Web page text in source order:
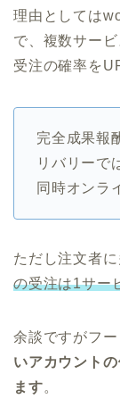
理由としては
で、複数サー
受注の確率を
完全成果報
リバリーで
同時オンラ
ただし注文者
の受注は1サー
余談ですがフー
いアカウント
ます。